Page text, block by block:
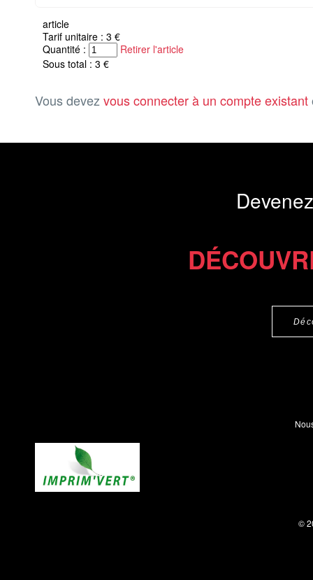
article
Tarif unitaire : 3 €
Quantité :
Retirer l'article
Sous total : 3 €
Vous devez vous connecter à un compte existant
©